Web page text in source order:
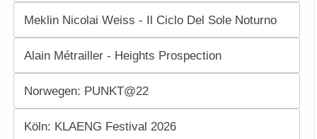
Meklin Nicolai Weiss - Il Ciclo Del Sole Noturno
Alain Métrailler - Heights Prospection
Norwegen: PUNKT@22
Köln: KLAENG Festival 2026